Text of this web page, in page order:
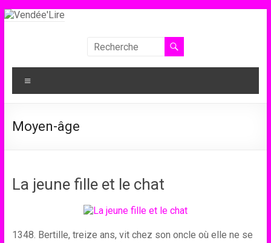
Aller
Vendée'Lire
Le
prix
collégiens
Moyen-âge
La jeune fille et le chat
1348. Bertille, treize ans, vit chez son oncle où elle ne se